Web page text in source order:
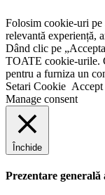
Folosim cookie-uri pe
relevantă experiență,
Dând clic pe
TOATE cookie-urile.
pentru a furniza un
Setari Cookie Accept
Manage consent
Închide
Prezentare